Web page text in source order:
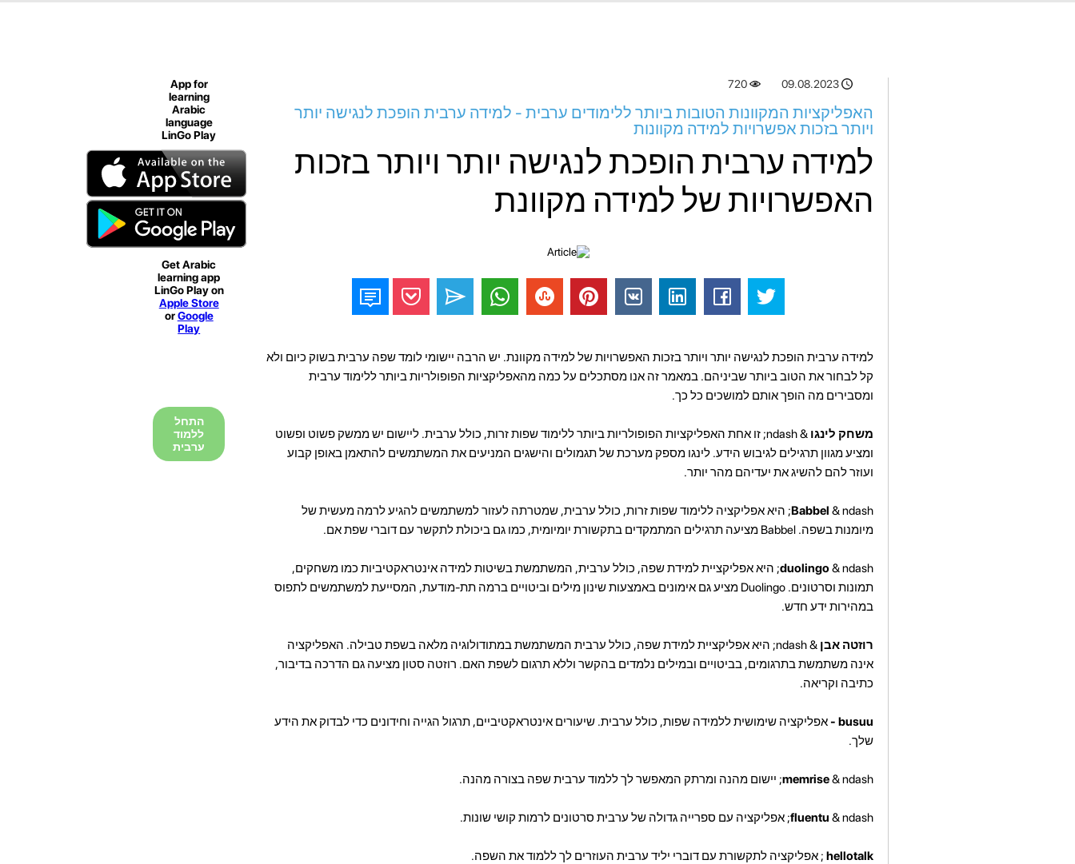
09.08.2023
720
האפליקציות המקוונות הטובות ביותר ללימודים ערבית - למידה ערבית הופכת לנגישה יותר
ויותר בזכות אפשרויות למידה מקוונות
למידה ערבית הופכת לנגישה יותר ויותר בזכות
האפשרויות של למידה מקוונת
למידה ערבית הופכת לנגישה יותר ויותר בזכות האפשרויות של למידה מקוונת. יש הרבה יישומי לומד שפה ערבית בשוק כיום ולא
קל לבחור את הטוב ביותר שביניהם. במאמר זה אנו מסתכלים על כמה מהאפליקציות הפופולריות ביותר ללימוד ערבית
ומסבירים מה הופך אותם למושכים כל כך.
משחק לינגו
& ndash; זו אחת האפליקציות הפופולריות ביותר ללימוד שפות זרות, כולל ערבית. ליישום יש ממשק פשוט ופשוט
ומציע מגוון תרגילים לגיבוש הידע. לינגו מספק מערכת של תגמולים והישגים המניעים את המשתמשים להתאמן באופן קבוע
ועוזר להם להשיג את יעדיהם מהר יותר.
Babbel& ndash; היא אפליקציה ללימוד שפות זרות, כולל ערבית, שמטרתה לעזור למשתמשים להגיע לרמה מעשית של
מיומנות בשפה. Babbel מציעה תרגילים המתמקדים בתקשורת יומיומית, כמו גם ביכולת לתקשר עם דוברי שפת אם.
duolingo& ndash; היא אפליקציית למידת שפה, כולל ערבית, המשתמשת בשיטות למידה אינטראקטיביות כמו משחקים,
תמונות וסרטונים. Duolingo מציע גם אימונים באמצעות שינון מילים וביטויים ברמה תת-מודעת, המסייעת למשתמשים לתפוס
במהירות ידע חדש.
רוזטה אבן
& ndash; היא אפליקציית למידת שפה, כולל ערבית המשתמשת במתודולוגיה מלאה בשפת טבילה. האפליקציה
אינה משתמשת בתרגומים, בביטויים ובמילים נלמדים בהקשר וללא תרגום לשפת האם. רוזטה סטון מציעה גם הדרכה בדיבור,
כתיבה וקריאה.
busuu -
אפליקציה שימושית ללמידה שפות, כולל ערבית. שיעורים אינטראקטיביים, תרגול הגייה וחידונים כדי לבדוק את הידע
שלך.
memrise& ndash; יישום מהנה ומרתק המאפשר לך ללמוד ערבית שפה בצורה מהנה.
fluentu& ndash; אפליקציה עם ספרייה גדולה של ערבית סרטונים לרמות קושי שונות.
hellotalk ; אפליקציה לתקשורת עם דוברי יליד ערבית העוזרים לך ללמוד את השפה.
App for
learning
Arabic
language
LinGo Play
Get Arabic
learning app
LinGo Play on
Apple Store
orGoogle
Play
התחל
ללמוד
ערבית